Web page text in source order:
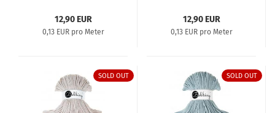
12,90 EUR
0,13 EUR pro Meter
12,90 EUR
0,13 EUR pro Meter
SOLD OUT SOLD OUT